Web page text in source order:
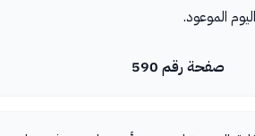
الموعود.
صفحة رقم 590